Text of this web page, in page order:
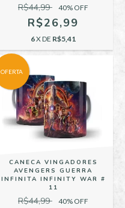
R$44,99 40% OFF
R$26,99
6X DE R$5,41
OFERTA
CANECA VINGADORES
AVENGERS GUERRA
INFINITA INFINITY WAR #
11
R$44,99 40% OFF